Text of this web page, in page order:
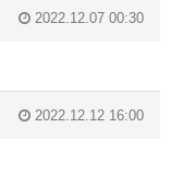
2022.12.07 00:30
2022.12.12 16:00